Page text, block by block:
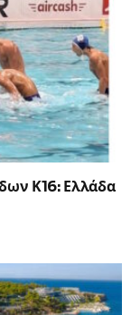
Κ16: Ελλάδα